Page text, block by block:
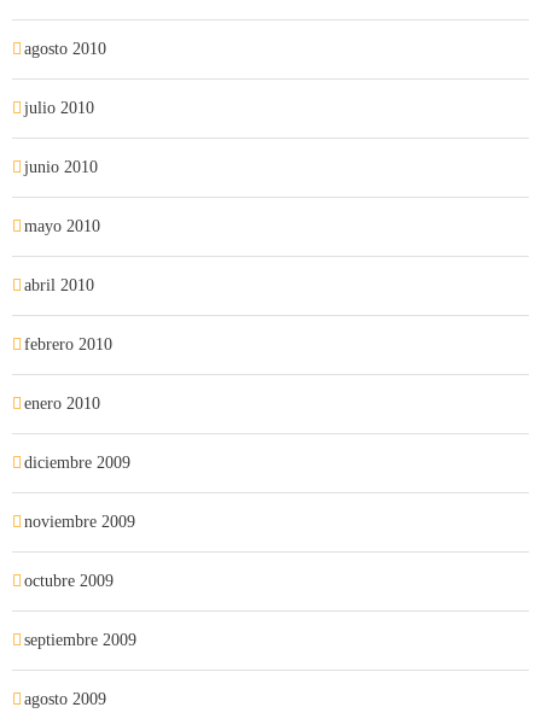
agosto 2010
julio 2010
junio 2010
mayo 2010
abril 2010
febrero 2010
enero 2010
diciembre 2009
noviembre 2009
octubre 2009
septiembre 2009
agosto 2009